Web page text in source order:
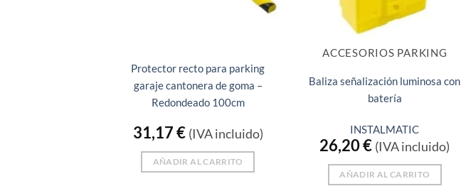
Protector recto para parking
garaje cantonera de goma –
Redondeado 100cm
31,17€ (IVA incluido)
AÑADIR AL CARRITO
ACCESORIOS PARKING
Baliza señalización luminosa con
batería
INSTALMATIC
26,20€ (IVA incluido)
AÑADIR AL CARRITO